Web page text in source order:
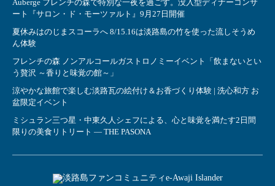
Auberge フレンチの森で特別な一夜を過ごす。没入型ディナーコンサ
ート『サロン・ド・モーツァルト』9月27日開催
夏休みはのじまスコーラへ 8/15.16は淡路島の竹を使った流しそうめ
ん体験
フレンチの森 ノンアルコールガストロノミーイベント「飲まないとい
う贅沢 ～香りと味覚の館～」
涼やかな旅館で楽しむ淡路瓦の絵付け＆お香づくり体験 | 洗心和方 お
盆限定イベント
ミシュラン三つ星・中東久人シェフによる、心と味覚を満たす2日間
限りの美食リトリート ― THE PASONA